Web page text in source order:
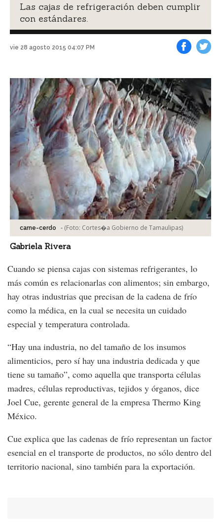
Las cajas de refrigeración deben cumplir
con estándares.
vie 28 agosto 2015 04:07 PM
carne-cerdo - (Foto: Cortes�a Gobierno de Tamaulipas)
Gabriela Rivera
Cuando se piensa cajas con sistemas refrigerantes, lo
más común es relacionarlas con alimentos; sin embargo,
hay otras industrias que precisan de la cadena de frío
como la médica, en la cual se necesita un cuidado
especial y temperatura controlada.
“Hay una industria, no del tamaño de los insumos
alimenticios, pero sí hay una industria dedicada y que
tiene su tamaño”, como aquella que transporta células
madres, células reproductivas, tejidos y órganos, dice
Joel Cue, gerente general de la empresa Thermo King
México.
Cue explica que las cadenas de frío representan un factor
esencial en el transporte de productos, no sólo dentro del
territorio nacional, sino también para la exportación.